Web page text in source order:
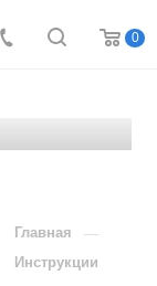
0
Главная
Инструкции